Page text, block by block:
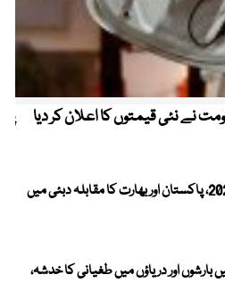
نے نئی قیمتوں کا اعلان کر دیا
ویمنز ایشیا کپ 2026، پاکستان اور بھارت کا مقابلہ دبئی میں
میں بارشوں اور دریاؤں میں طغیانی کا خدشہ،